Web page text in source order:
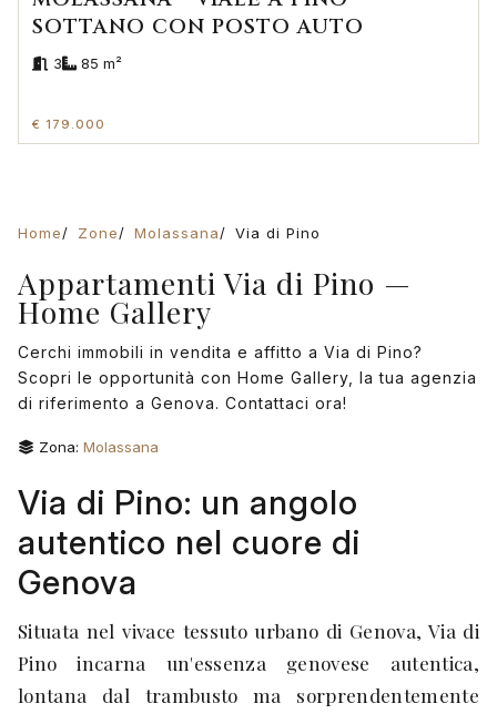
SOTTANO CON POSTO AUTO
3 85 m²
€ 179.000
Home Zone Molassana Via di Pino
Appartamenti Via di Pino —
Home Gallery
Cerchi immobili in vendita e affitto a Via di Pino?
Scopri le opportunità con Home Gallery, la tua agenzia
di riferimento a Genova. Contattaci ora!
Zona: Molassana
Via di Pino: un angolo
autentico nel cuore di
Genova
Situata nel vivace tessuto urbano di Genova, Via di
Pino incarna un'essenza genovese autentica,
lontana dal trambusto ma sorprendentemente